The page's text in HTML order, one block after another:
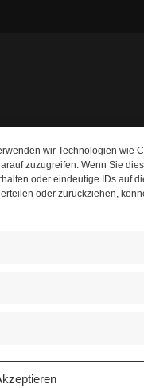
wir Technologien wie
zuzugreifen. Wenn Sie
oder eindeutige IDs auf
oder zurückziehen,